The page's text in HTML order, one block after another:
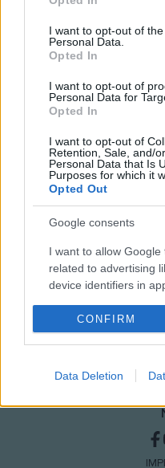
use your data for below
consent section.
I want to opt-out of
Personal Data.
Opted In
I want to opt-out of
Personal Data for
Opted In
I want to opt-out of
Retention, Sale, and/
Personal Data that Is
Purposes for which it
Opted Out
Google consents
I want to allow
related to advertising
device identifiers in
I want to allow my
Google for online
I want to allow Google
personalized
I want to allow Google
related to analytics
device identifiers in
CONFIRM
Data Deletion
Makám zenekarral, akár a
háromlemezes (
énekek(2008);Harang
formációjával.